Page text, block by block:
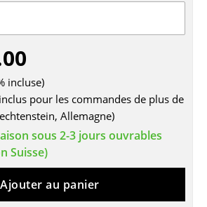
PC
et Pupitres
incluse)
inclus pour les commandes de plus de
Allemagne)
sous 2-3 jours ouvrables
Suisse)
Ajouter au panier